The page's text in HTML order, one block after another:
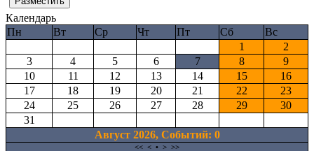
Календарь
Пн
Вт Ср Чт Пт Сб
Вс
1
2
3
4 5 6 7 8
9
10
11 12 13 14 15
16
17
18 19 20 21 22
23
24
25 26 27 28 29
30
31
Август 2026, Cобытий: 0
<< < • > >>